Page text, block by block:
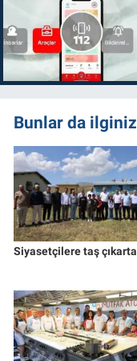
Bunlar da
Siyasetçilere taş